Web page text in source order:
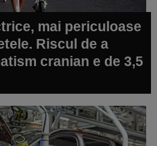
mai periculoase
Riscul de a
cranian e de 3,5